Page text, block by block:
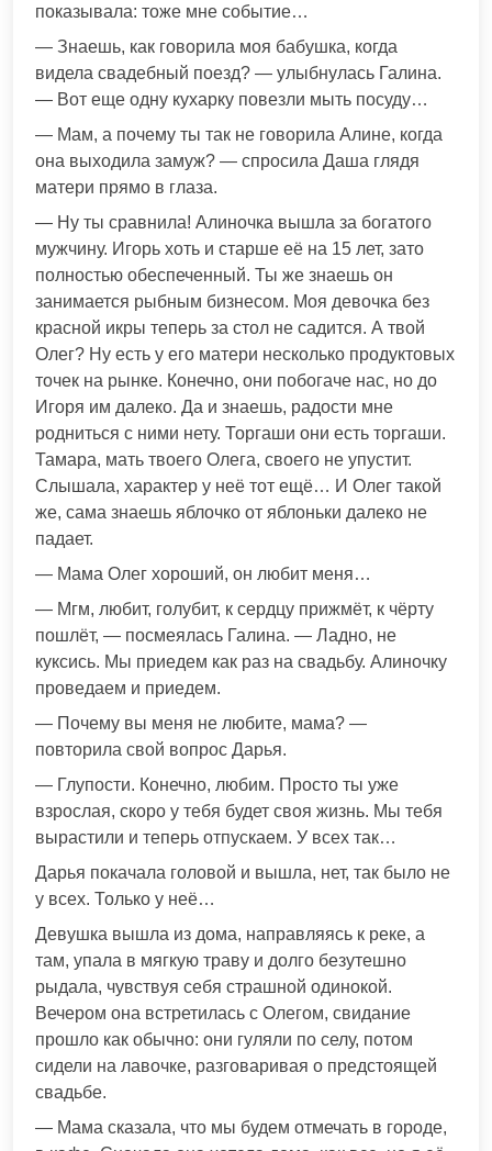
показывала: тоже мне событие…
— Знаешь, как говорила моя бабушка, когда
видела свадебный поезд? — улыбнулась Галина.
— Вот еще одну кухарку повезли мыть посуду…
— Мам, а почему ты так не говорила Алине, когда
она выходила замуж? — спросила Даша глядя
матери прямо в глаза.
— Ну ты сравнила! Алиночка вышла за богатого
мужчину. Игорь хоть и старше её на 15 лет, зато
полностью обеспеченный. Ты же знаешь он
занимается рыбным бизнесом. Моя девочка без
красной икры теперь за стол не садится. А твой
Олег? Ну есть у его матери несколько продуктовых
точек на рынке. Конечно, они побогаче нас, но до
Игоря им далеко. Да и знаешь, радости мне
родниться с ними нету. Торгаши они есть торгаши.
Тамара, мать твоего Олега, своего не упустит.
Слышала, характер у неё тот ещё… И Олег такой
же, сама знаешь яблочко от яблоньки далеко не
падает.
— Мама Олег хороший, он любит меня…
— Мгм, любит, голубит, к сердцу прижмёт, к чёрту
пошлёт, — посмеялась Галина. — Ладно, не
куксись. Мы приедем как раз на свадьбу. Алиночку
проведаем и приедем.
— Почему вы меня не любите, мама? —
повторила свой вопрос Дарья.
— Глупости. Конечно, любим. Просто ты уже
взрослая, скоро у тебя будет своя жизнь. Мы тебя
вырастили и теперь отпускаем. У всех так…
Дарья покачала головой и вышла, нет, так было не
у всех. Только у неё…
Девушка вышла из дома, направляясь к реке, а
там, упала в мягкую траву и долго безутешно
рыдала, чувствуя себя страшной одинокой.
Вечером она встретилась с Олегом, свидание
прошло как обычно: они гуляли по селу, потом
сидели на лавочке, разговаривая о предстоящей
свадьбе.
— Мама сказала, что мы будем отмечать в городе,